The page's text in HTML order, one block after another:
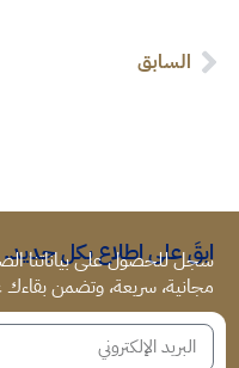
السابق
ابقَ على اطلاع بكل جديد.
سجل للحصول على بياناتنا
مجانية، سريعة، وتضمن بقاءك